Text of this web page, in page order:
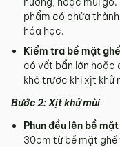
phẩm có chứa
hóa học.
Kiểm tra bề mặt
có vết bẩn lớn hoặc
khô trước khi xịt khử
Bước 2: Xịt khử mùi
Phun đều lên bề
30cm từ bề mặt ghế